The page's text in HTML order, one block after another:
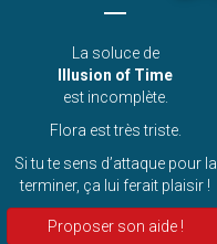
La soluce de
Illusion of Time
est incomplète.
Flora est très triste.
Si tu te sens d’attaque pour la
terminer, ça lui ferait plaisir !
Proposer son aide !